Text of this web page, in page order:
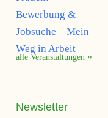
alle Veranstaltungen
Newsletter